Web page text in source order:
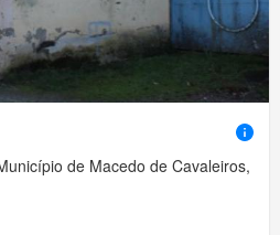
de Macedo de Cavaleiros,